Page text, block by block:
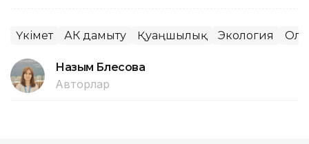
Үкімет АӨК дамыту Қуаңшылық Экология
Назым Бөлесова
Авторлар